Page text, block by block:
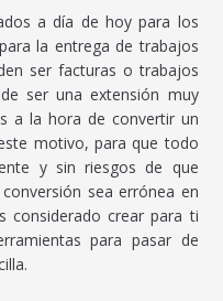
a día de hoy para los
la entrega de trabajos
ser facturas o trabajos
ser una extensión muy
a la hora de convertir un
motivo, para que todo
y sin riesgos de que
sea errónea en
considerado crear para ti
para pasar de